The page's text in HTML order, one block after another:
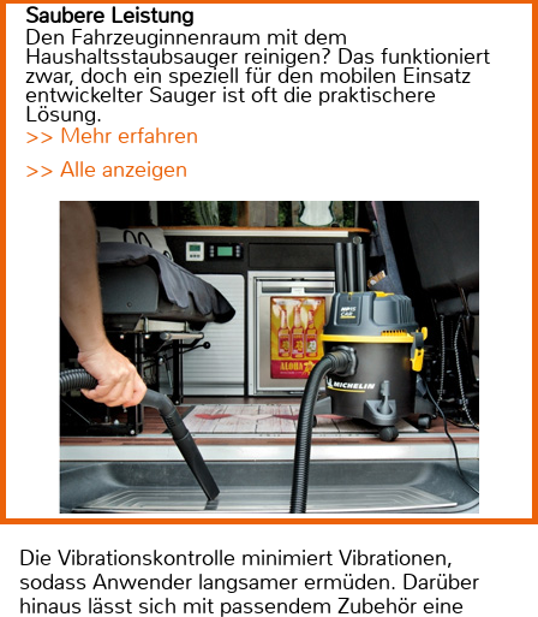
Saubere Leistung
Den Fahrzeuginnenraum mit dem
Haushaltsstaubsauger reinigen? Das funktioniert
zwar, doch ein speziell für den mobilen Einsatz
entwickelter Sauger ist oft die praktischere
Lösung.
>> Mehr erfahren
>> Alle anzeigen
Die Vibrationskontrolle minimiert Vibrationen,
sodass Anwender langsamer ermüden. Darüber
hinaus lässt sich mit passendem Zubehör eine